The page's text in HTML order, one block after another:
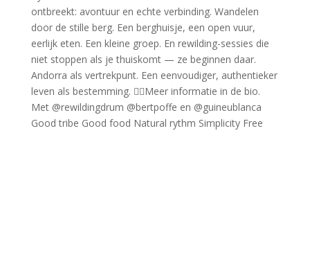
Good tribe Good food Natural rythm Simplicity Free